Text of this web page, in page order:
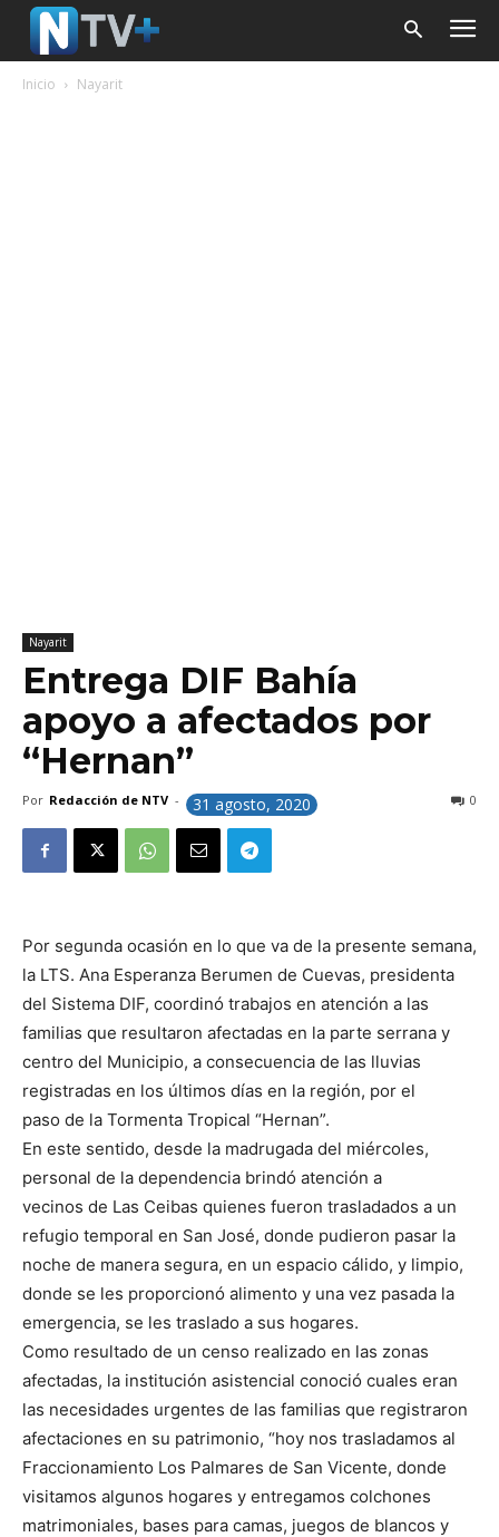
Inicio Nayarit
Nayarit
Entrega DIF Bahía
apoyo a afectados por
“Hernan”
Por Redacción de NTV - 31 agosto, 2020 0
Por segunda ocasión en lo que va de la presente semana,
la LTS. Ana Esperanza Berumen de Cuevas, presidenta
del Sistema DIF, coordinó trabajos en atención a las
familias que resultaron afectadas en la parte serrana y
centro del Municipio, a consecuencia de las lluvias
registradas en los últimos días en la región, por el
paso de la Tormenta Tropical “Hernan”.
En este sentido, desde la madrugada del miércoles,
personal de la dependencia brindó atención a
vecinos de Las Ceibas quienes fueron trasladados a un
refugio temporal en San José, donde pudieron pasar la
noche de manera segura, en un espacio cálido, y limpio,
donde se les proporcionó alimento y una vez pasada la
emergencia, se les traslado a sus hogares.
Como resultado de un censo realizado en las zonas
afectadas, la institución asistencial conoció cuales eran
las necesidades urgentes de las familias que registraron
afectaciones en su patrimonio, “hoy nos trasladamos al
Fraccionamiento Los Palmares de San Vicente, donde
visitamos algunos hogares y entregamos colchones
matrimoniales, bases para camas, juegos de blancos y